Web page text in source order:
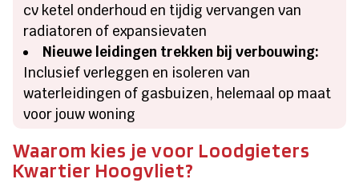
cv ketel onderhoud en tijdig vervangen van
radiatoren of expansievaten
Nieuwe leidingen trekken bij verbouwing:
Inclusief verleggen en isoleren van
waterleidingen of gasbuizen, helemaal op maat
voor jouw woning
Waarom kies je voor Loodgieters
Kwartier Hoogvliet?